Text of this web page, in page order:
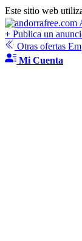
Este sitio web
+ Publica un
Otras ofertas
Mi Cuenta